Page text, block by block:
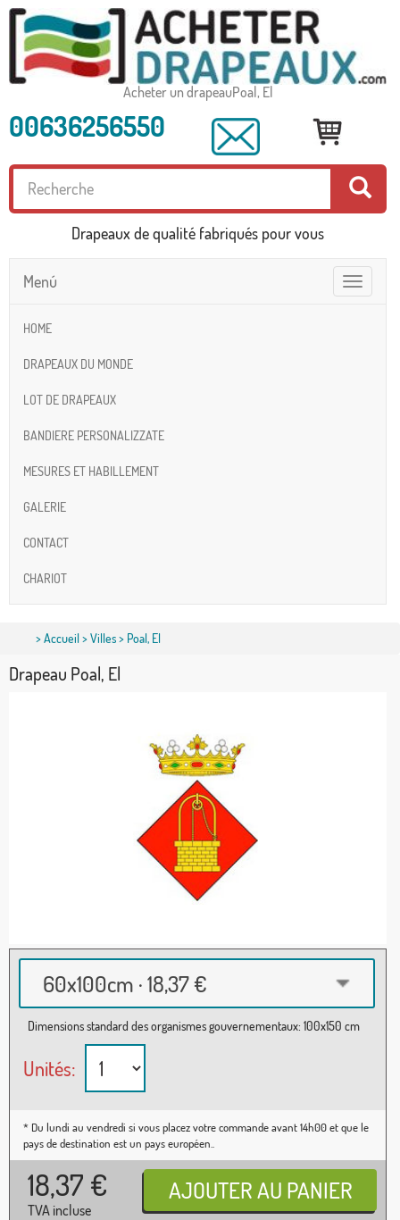
Acheter un drapeauPoal, El
00636256550
Drapeaux de qualité fabriqués pour vous
Toggle
navigation
Menú
HOME
DRAPEAUX DU MONDE
LOT DE DRAPEAUX
BANDIERE PERSONALIZZATE
MESURES ET HABILLEMENT
GALERIE
CONTACT
CHARIOT
>Accueil>Villes> Poal, El
Drapeau Poal, El
60x100cm · 18,37 €
Dimensions standard des organismes gouvernementaux: 100x150 cm
Unités:
* Du lundi au vendredi si vous placez votre commande avant 14h00 et que le
pays de destination est un pays européen..
18,37 €
TVA incluse